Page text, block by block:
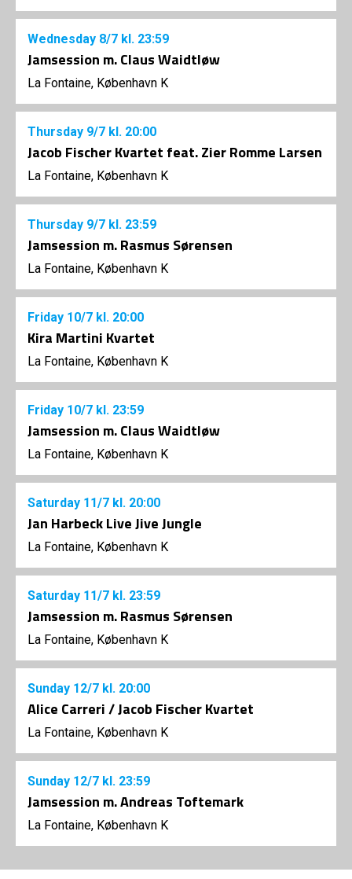
Wednesday 8/7 kl. 23:59
Jamsession m. Claus Waidtløw
La Fontaine, København K
Thursday 9/7 kl. 20:00
Jacob Fischer Kvartet feat. Zier Romme Larsen
La Fontaine, København K
Thursday 9/7 kl. 23:59
Jamsession m. Rasmus Sørensen
La Fontaine, København K
Friday 10/7 kl. 20:00
Kira Martini Kvartet
La Fontaine, København K
Friday 10/7 kl. 23:59
Jamsession m. Claus Waidtløw
La Fontaine, København K
Saturday 11/7 kl. 20:00
Jan Harbeck Live Jive Jungle
La Fontaine, København K
Saturday 11/7 kl. 23:59
Jamsession m. Rasmus Sørensen
La Fontaine, København K
Sunday 12/7 kl. 20:00
Alice Carreri / Jacob Fischer Kvartet
La Fontaine, København K
Sunday 12/7 kl. 23:59
Jamsession m. Andreas Toftemark
La Fontaine, København K